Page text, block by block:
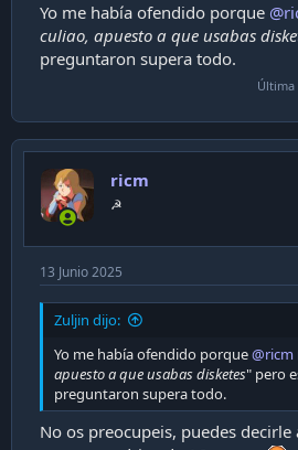
Yo me había ofendido porque
culiao, apuesto a que usabas
preguntaron supera todo.
ricm
☭
13 Junio 2025
Zuljin dijo:
Yo me había ofendido porque@ricm
apuesto a que usabas disketes" pero
preguntaron supera todo.
No os preocupeis, puedes